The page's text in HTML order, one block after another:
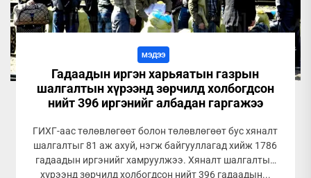
МЭДЭЭ
Гадаадын иргэн харьяатын газрын
шалгалтын хүрээнд зөрчилд холбогдсон
нийт 396 иргэнийг албадан гаргажээ
ГИХГ-аас төлөвлөгөөт болон төлөвлөгөөт бус хяналт
шалгалтыг 81 аж ахуй, нэгж байгууллагад хийж 1786
гадаадын иргэнийг хамруулжээ. Хяналт шалгалтын
хүрээнд зөрчилд холбогдсон нийт 396 гадаадын...